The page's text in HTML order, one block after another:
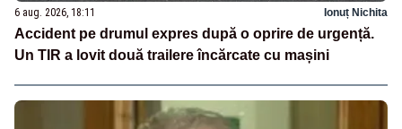
6 aug. 2026, 18:11 Ionuț Nichita
Accident pe drumul expres după o oprire de urgență.
Un TIR a lovit două trailere încărcate cu mașini